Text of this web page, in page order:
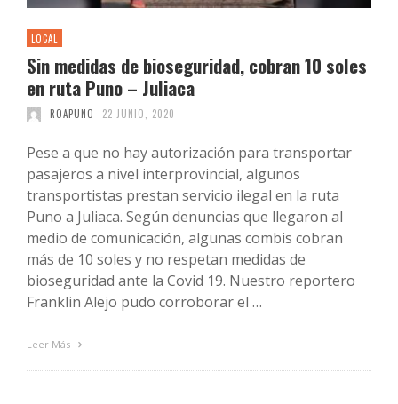
LOCAL
Sin medidas de bioseguridad, cobran 10 soles
en ruta Puno – Juliaca
ROAPUNO 22 JUNIO, 2020
Pese a que no hay autorización para transportar
pasajeros a nivel interprovincial, algunos
transportistas prestan servicio ilegal en la ruta
Puno a Juliaca. Según denuncias que llegaron al
medio de comunicación, algunas combis cobran
más de 10 soles y no respetan medidas de
bioseguridad ante la Covid 19. Nuestro reportero
Franklin Alejo pudo corroborar el …
Leer Más